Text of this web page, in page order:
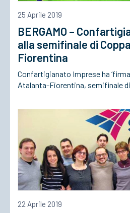
25 Aprile 2019
BERGAMO –
alla semifinale di
Fiorentina
Confartigianato Imprese ha
Atalanta-Fiorentina, semifinale
22 Aprile 2019